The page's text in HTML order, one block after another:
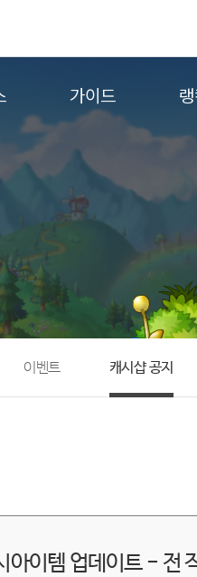
지
판
가이드
게임정보
직업소개
확률형 아이템
NEXON NOW
이벤트 캐시샵 공지
아이템 업데이트 - 전